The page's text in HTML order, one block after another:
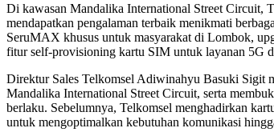
Di kawasan Mandalika International Street Circuit,
mendapatkan pengalaman terbaik menikmati
SeruMAX khusus untuk masyarakat di Lombok,
fitur self-provisioning kartu SIM untuk layanan 5G
Direktur Sales Telkomsel Adiwinahyu Basuki Sigit
Mandalika International Street Circuit, serta
berlaku. Sebelumnya, Telkomsel menghadirkan
untuk mengoptimalkan kebutuhan komunikasi